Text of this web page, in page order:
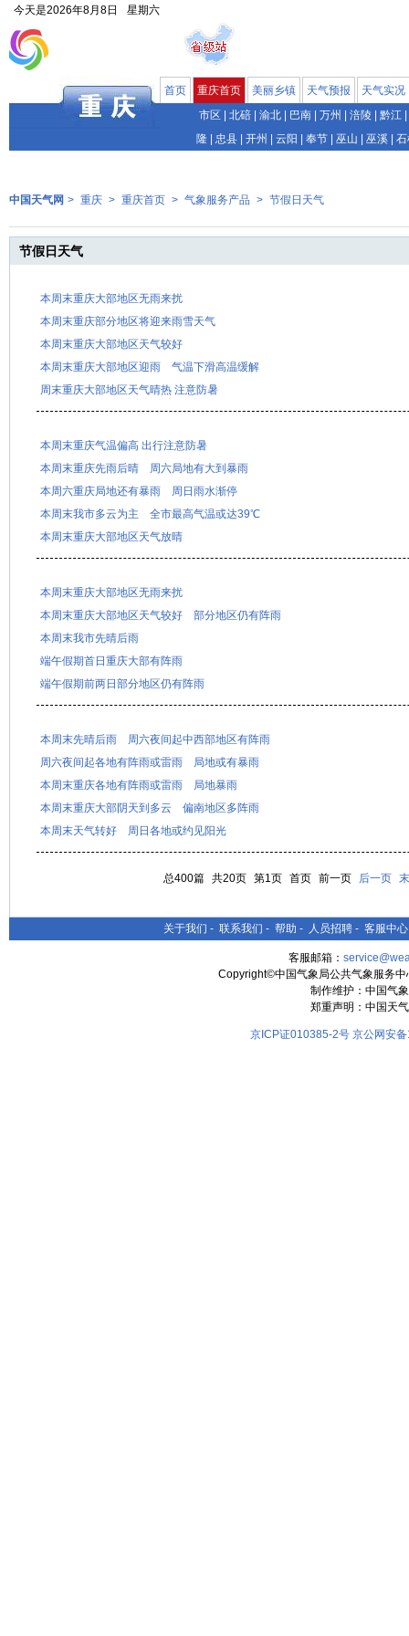
今天是2026年8月8日 星期六
首页 重庆首页 美丽乡镇 天气预报
天气实况
市区
北碚 渝北 巴南 万州 涪陵 黔江
隆
忠县 开州 云阳 奉节 巫山 巫溪
中国天气网 > 重庆 > 重庆首页 > 气象服务产品 > 节假日天气
节假日天气
本周末重庆大部地区无雨来扰
本周末重庆部分地区将迎来雨雪天气
本周末重庆大部地区天气较好
本周末重庆大部地区迎雨 气温下滑高温缓解
周末重庆大部地区天气晴热 注意防暑
本周末重庆气温偏高 出行注意防暑
本周末重庆先雨后晴 周六局地有大到暴雨
本周六重庆局地还有暴雨 周日雨水渐停
本周末我市多云为主 全市最高气温或达39℃
本周末重庆大部地区天气放晴
本周末重庆大部地区无雨来扰
本周末重庆大部地区天气较好 部分地区仍有阵雨
本周末我市先晴后雨
端午假期首日重庆大部有阵雨
端午假期前两日部分地区仍有阵雨
本周末先晴后雨 周六夜间起中西部地区有阵雨
周六夜间起各地有阵雨或雷雨 局地或有暴雨
本周末重庆各地有阵雨或雷雨 局地暴雨
本周末重庆大部阴天到多云 偏南地区多阵雨
本周末天气转好 周日各地或约见阳光
总400篇 共20页 第1页 首页 前一页 后一页
关于我们 - 联系我们 - 帮助 - 人员招聘 - 客服中心
客服邮箱：
Copyright©中国气象局公共气象服务
制作维护：中国气
郑重声明：中国天
京ICP证010385-2号 京公网安